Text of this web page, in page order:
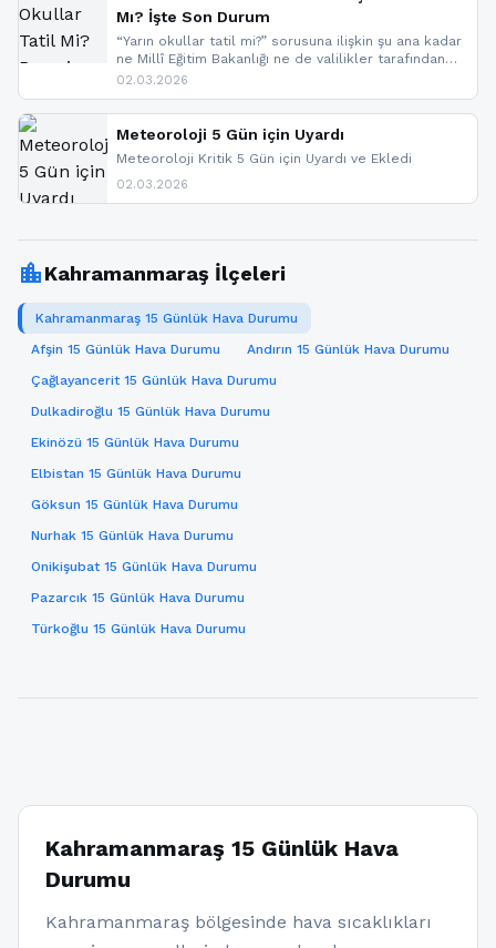
Mı? İşte Son Durum
“Yarın okullar tatil mi?” sorusuna ilişkin şu ana kadar
ne Millî Eğitim Bakanlığı ne de valilikler tarafından
yapılmış resmi bir tatil açıklaması bulunmamaktadır.
paylaşacağız. En hızlı şekilde haberdar olmak için
sitemizi takip edebilir ve bildirimleri açabilirsiniz.
02.03.2026
Meteoroloji 5 Gün için Uyardı
Meteoroloji Kritik 5 Gün için Uyardı ve Ekledi
02.03.2026
location_cityKahramanmaraş İlçeleri
Kahramanmaraş 15 Günlük Hava Durumu
Afşin 15 Günlük Hava Durumu
Andırın 15 Günlük Hava Durumu
Çağlayancerit 15 Günlük Hava Durumu
Dulkadiroğlu 15 Günlük Hava Durumu
Ekinözü 15 Günlük Hava Durumu
Elbistan 15 Günlük Hava Durumu
Göksun 15 Günlük Hava Durumu
Nurhak 15 Günlük Hava Durumu
Onikişubat 15 Günlük Hava Durumu
Pazarcık 15 Günlük Hava Durumu
Türkoğlu 15 Günlük Hava Durumu
Kahramanmaraş 15 Günlük Hava
Durumu
Kahramanmaraş bölgesinde hava sıcaklıkları